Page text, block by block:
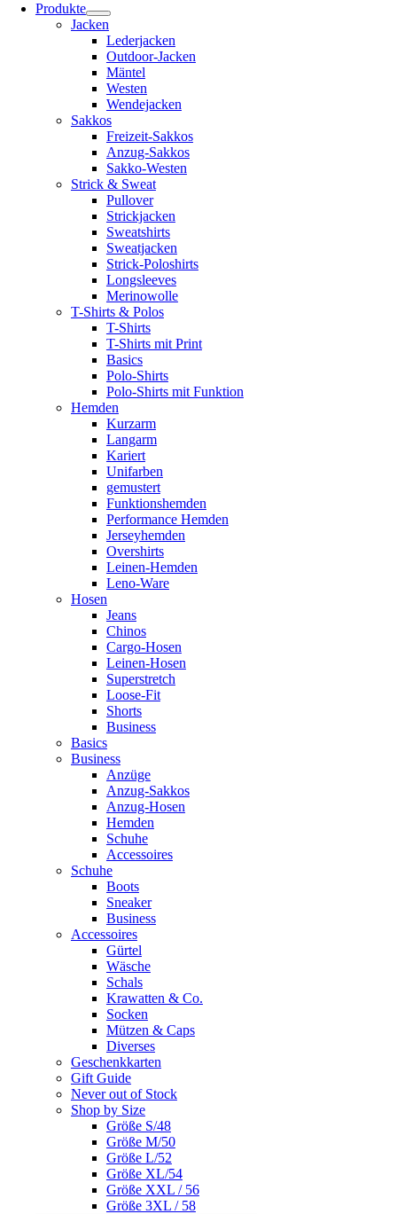
Produkte
Jacken
Lederjacken
Outdoor-Jacken
Mäntel
Westen
Wendejacken
Sakkos
Freizeit-Sakkos
Anzug-Sakkos
Sakko-Westen
Strick & Sweat
Pullover
Strickjacken
Sweatshirts
Sweatjacken
Strick-Poloshirts
Longsleeves
Merinowolle
T-Shirts & Polos
T-Shirts
T-Shirts mit Print
Basics
Polo-Shirts
Polo-Shirts mit Funktion
Hemden
Kurzarm
Langarm
Kariert
Unifarben
gemustert
Funktionshemden
Performance Hemden
Jerseyhemden
Overshirts
Leinen-Hemden
Leno-Ware
Hosen
Jeans
Chinos
Cargo-Hosen
Leinen-Hosen
Superstretch
Loose-Fit
Shorts
Business
Basics
Business
Anzüge
Anzug-Sakkos
Anzug-Hosen
Hemden
Schuhe
Accessoires
Schuhe
Boots
Sneaker
Business
Accessoires
Gürtel
Wäsche
Schals
Krawatten & Co.
Socken
Mützen & Caps
Diverses
Geschenkkarten
Gift Guide
Never out of Stock
Shop by Size
Größe S/48
Größe M/50
Größe L/52
Größe XL/54
Größe XXL / 56
Größe 3XL / 58